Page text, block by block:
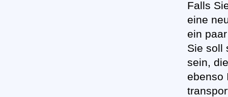
Falls
eine
ein
Sie soll
sein,
ebenso